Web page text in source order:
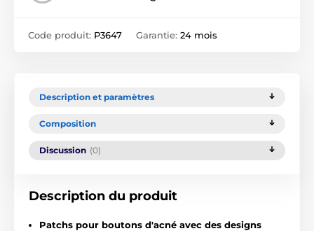
Code produit: P3647 Garantie: 24 mois
Description et paramètres
Composition
Discussion (0)
Description du produit
Patchs pour boutons d'acné avec des designs